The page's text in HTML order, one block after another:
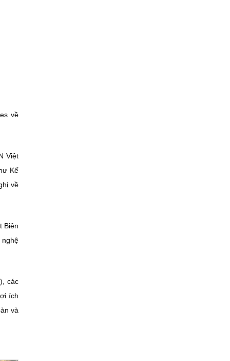
về
Việt
Kế
về
Biên
các
ích
và